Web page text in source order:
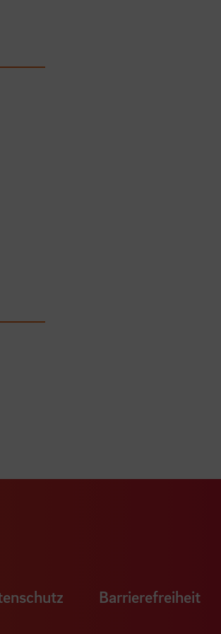
Seite
Xing Seite
unserer LinkedIn
Barrierefreiheit